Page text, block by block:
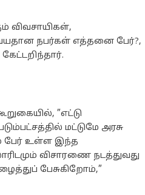
விவசாயிகள்,
நபர்கள் எத்தனை பேர்?,
”எட்டு
மட்டுமே அரசு
பேர் உள்ள இந்த
விசாரணை நடத்துவது
பேசுகிறோம்,”